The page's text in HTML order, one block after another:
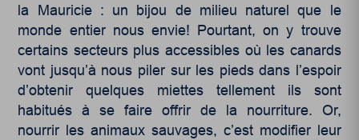
la Mauricie : un bijou de milieu naturel que le
monde entier nous envie! Pourtant, on y trouve
certains secteurs plus accessibles où les canards
vont jusqu’à nous piler sur les pieds dans l’espoir
d’obtenir quelques miettes tellement ils sont
habitués à se faire offrir de la nourriture. Or,
nourrir les animaux sauvages, c’est modifier leur